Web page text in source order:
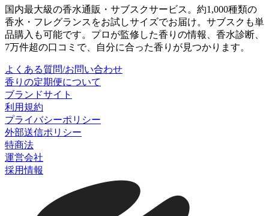
国内最大級の香水通販・サブスクサービス。約1,000種類の
香水・フレグランスをお試しサイズでお届け。サブスクも単
品購入も可能です。プロが監修した香りの情報、香水診断、
7万件超の口コミで、自分に合った香りが見つかります。
よくある質問/お問い合わせ
香りの定期便について
ブランドサイト
利用規約
プライバシーポリシー
外部送信ポリシー
特商法
運営会社
採用情報